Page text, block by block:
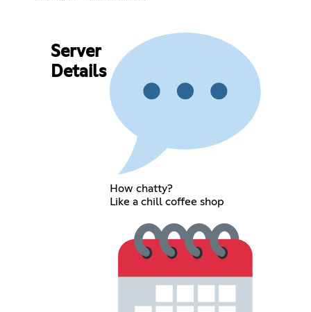
Server
Details
How chatty?
Like a chill coffee shop